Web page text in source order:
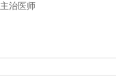
主治医师